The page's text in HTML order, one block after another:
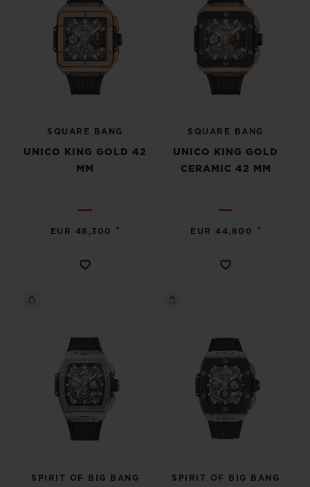
SQUARE BANG
UNICO KING GOLD 42
MM
EUR 48,300 •
SQUARE BANG
UNICO KING GOLD
CERAMIC 42 MM
EUR 44,800 •
SPIRIT OF BIG BANG SPIRIT OF BIG BANG